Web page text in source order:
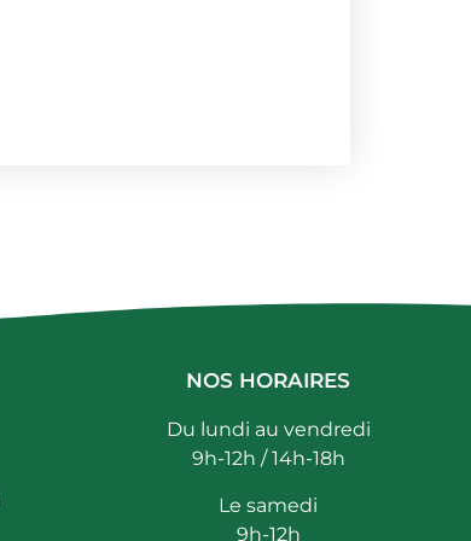
NOS HORAIRES
Du lundi au vendredi
9h-12h / 14h-18h
Le samedi
9h-12h